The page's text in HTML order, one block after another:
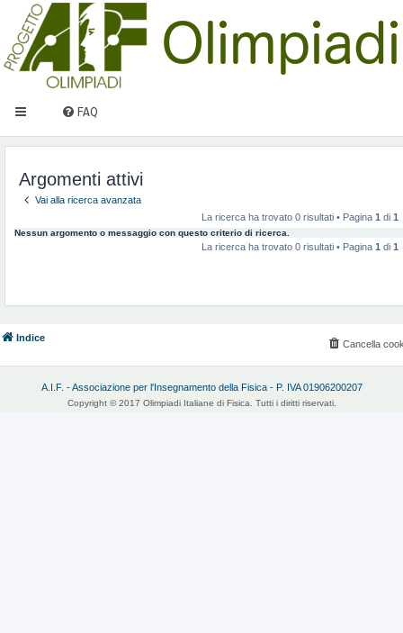
FAQ
Argomenti attivi
Vai alla ricerca avanzata
La ricerca ha trovato 0 risultati • Pagina 1 di 1
Nessun argomento o messaggio con questo criterio di ricerca.
La ricerca ha trovato 0 risultati • Pagina 1 di 1
Indice
Cancella
A.I.F. - Associazione per l'Insegnamento della Fisica - P. IVA 01906200207
Copyright © 2017 Olimpiadi Italiane di Fisica. Tutti i diritti riservati.